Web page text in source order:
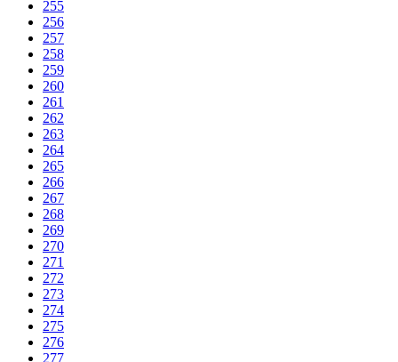
255
256
257
258
259
260
261
262
263
264
265
266
267
268
269
270
271
272
273
274
275
276
277